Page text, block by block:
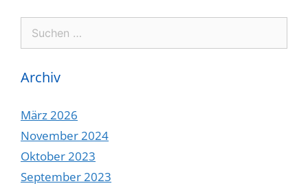
nach:
Archiv
März 2026
November 2024
Oktober 2023
September 2023